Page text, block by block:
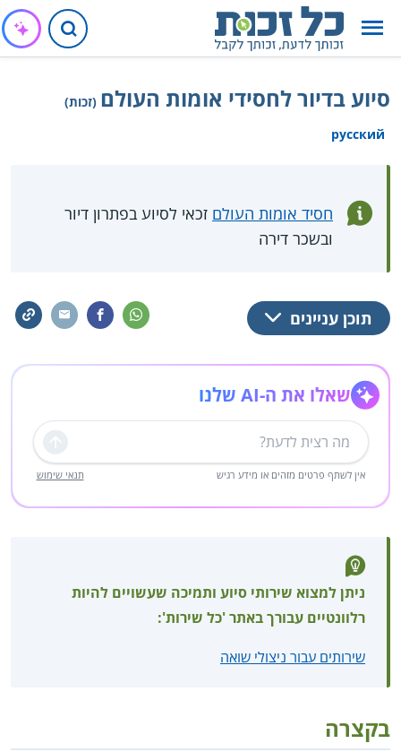
סיוע בדיור לחסידי אומות העולם (זכות)
русский
חסיד אומות העולם זכאי לסיוע בפתרון דיור
ובשכר דירה
תוכן עניינים
שאלו את ה-AI שלנו
שליחה
אין לשתף פרטים מזהים או מידע רגיש תנאי שימוש
ניתן למצוא שירותי סיוע ותמיכה שעשויים להיות
רלוונטיים עבורך באתר 'כל שירות':
שירותים עבור ניצולי שואה
בקצרה